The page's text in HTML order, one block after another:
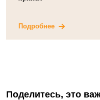
Подробнее
Поделитесь, это